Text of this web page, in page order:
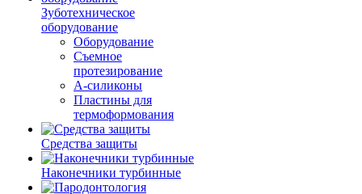
Зуботехническое
оборудование
Оборудование
Съемное
протезирование
А-силиконы
Пластины для
термоформования
Средства защиты
Наконечники турбинные